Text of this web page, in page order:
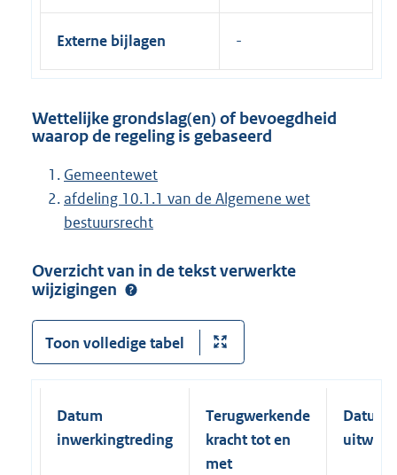
Externe bijlagen
Wettelijke grondslag(en) of bevoegdheid
waarop de regeling is gebaseerd
Gemeentewet
afdeling 10.1.1 van de Algemene wet
bestuursrecht
Overzicht van in de tekst verwerkte
wijzigingen
Toon volledige tabel
Datum
inwerkingtreding
Terugwerkende
kracht tot en
met
Datum